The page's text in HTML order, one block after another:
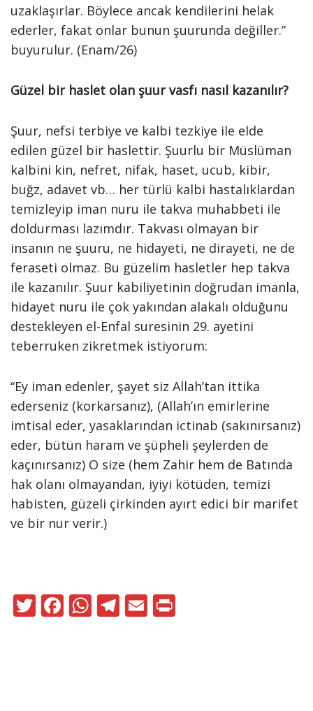
uzaklaşırlar. Böylece ancak kendilerini helak
ederler, fakat onlar bunun şuurunda değiller.”
buyurulur. (Enam/26)
Güzel bir haslet olan şuur vasfı nasıl kazanılır?
Şuur, nefsi terbiye ve kalbi tezkiye ile elde
edilen güzel bir haslettir. Şuurlu bir Müslüman
kalbini kin, nefret, nifak, haset, ucub, kibir,
buğz, adavet vb… her türlü kalbi hastalıklardan
temizleyip iman nuru ile takva muhabbeti ile
doldurması lazımdır. Takvası olmayan bir
insanın ne şuuru, ne hidayeti, ne dirayeti, ne de
feraseti olmaz. Bu güzelim hasletler hep takva
ile kazanılır. Şuur kabiliyetinin doğrudan imanla,
hidayet nuru ile çok yakından alakalı olduğunu
destekleyen el-Enfal suresinin 29. ayetini
teberruken zikretmek istiyorum:
“Ey iman edenler, şayet siz Allah’tan ittika
ederseniz (korkarsanız), (Allah’ın emirlerine
imtisal eder, yasaklarından ictinab (sakınırsanız)
eder, bütün haram ve şüpheli şeylerden de
kaçınırsanız) O size (hem Zahir hem de Batında
hak olanı olmayandan, iyiyi kötüden, temizi
habisten, güzeli çirkinden ayırt edici bir marifet
ve bir nur verir.)
T F W T E